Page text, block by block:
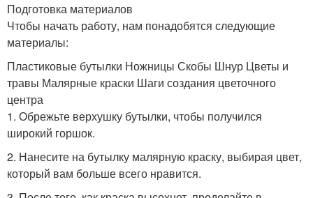
Подготовка материалов
Чтобы начать работу, нам понадобятся следующие
материалы:
Пластиковые бутылки Ножницы Скобы Шнур Цветы и
травы Малярные краски Шаги создания цветочного
центра
1. Обрежьте верхушку бутылки, чтобы получился
широкий горшок.
2. Нанесите на бутылку малярную краску, выбирая цвет,
который вам больше всего нравится.